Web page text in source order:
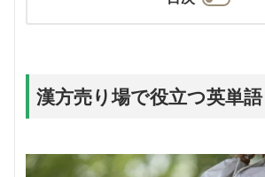
漢方売り場で役立つ英単語